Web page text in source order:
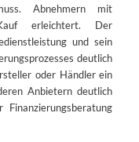
Abnehmern mit
erleichtert. Der
und sein
deutlich
oder Händler ein
Anbietern deutlich